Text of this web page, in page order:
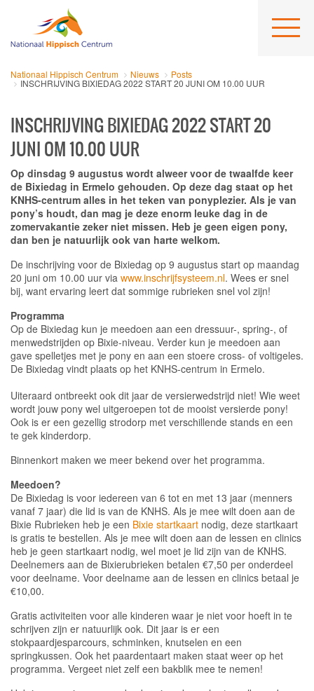
Nationaal Hippisch Centrum Nieuws Posts
INSCHRIJVING BIXIEDAG 2022 START 20 JUNI OM 10.00 UUR
INSCHRIJVING BIXIEDAG 2022 START 20
JUNI OM 10.00 UUR
Op dinsdag 9 augustus wordt alweer voor de twaalfde keer
de Bixiedag in Ermelo gehouden. Op deze dag staat op het
KNHS-centrum alles in het teken van ponyplezier. Als je van
pony’s houdt, dan mag je deze enorm leuke dag in de
zomervakantie zeker niet missen. Heb je geen eigen pony,
dan ben je natuurlijk ook van harte welkom.
De inschrijving voor de Bixiedag op 9 augustus start op maandag
20 juni om 10.00 uur via www.inschrijfsysteem.nl. Wees er snel
bij, want ervaring leert dat sommige rubrieken snel vol zijn!
Programma
Op de Bixiedag kun je meedoen aan een dressuur-, spring-, of
menwedstrijden op Bixie-niveau. Verder kun je meedoen aan
gave spelletjes met je pony en aan een stoere cross- of voltigeles.
De Bixiedag vindt plaats op het KNHS-centrum in Ermelo.
Uiteraard ontbreekt ook dit jaar de versierwedstrijd niet! Wie weet
wordt jouw pony wel uitgeroepen tot de mooist versierde pony!
Ook is er een gezellig strodorp met verschillende stands en een
te gek kinderdorp.
Binnenkort maken we meer bekend over het programma.
Meedoen?
De Bixiedag is voor iedereen van 6 tot en met 13 jaar (menners
vanaf 7 jaar) die lid is van de KNHS. Als je mee wilt doen aan de
Bixie Rubrieken heb je een Bixie startkaart nodig, deze startkaart
is gratis te bestellen. Als je mee wilt doen aan de lessen en clinics
heb je geen startkaart nodig, wel moet je lid zijn van de KNHS.
Deelnemers aan de Bixierubrieken betalen €7,50 per onderdeel
voor deelname. Voor deelname aan de lessen en clinics betaal je
€10,00.
Gratis activiteiten voor alle kinderen waar je niet voor hoeft in te
schrijven zijn er natuurlijk ook. Dit jaar is er een
stokpaardjesparcours, schminken, knutselen en een
springkussen. Ook het paardentaart maken staat weer op het
programma. Vergeet niet zelf een bakblik mee te nemen!